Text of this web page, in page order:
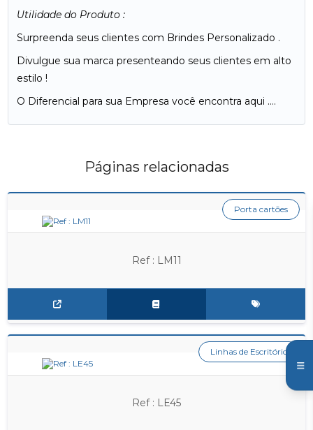
Utilidade do Produto :
Surpreenda seus clientes com Brindes Personalizado .
Divulgue sua marca presenteando seus clientes em alto
estilo !
O Diferencial para sua Empresa você encontra aqui ….
Páginas relacionadas
Ref : LM11
Porta cartões
Ref : LE45
Linhas de Escritório